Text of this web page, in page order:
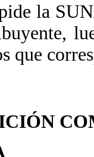
la
que